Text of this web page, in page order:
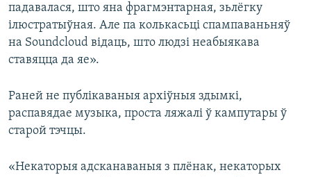
падавалася, што яна фрагмэнтарная, зьлёгку
ілюстратыўная. Але па колькасьці спампаваньняў
на Soundcloud відаць, што людзі неабыякава
ставяцца да яе».
Раней не публікаваныя архіўныя здымкі,
распавядае музыка, проста ляжалі ў кампутары ў
старой тэчцы.
«Некаторыя адсканаваныя з плёнак, некаторых